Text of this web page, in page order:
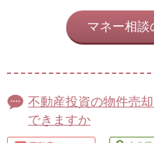
マネー相談
不動産投資の物件売
できますか